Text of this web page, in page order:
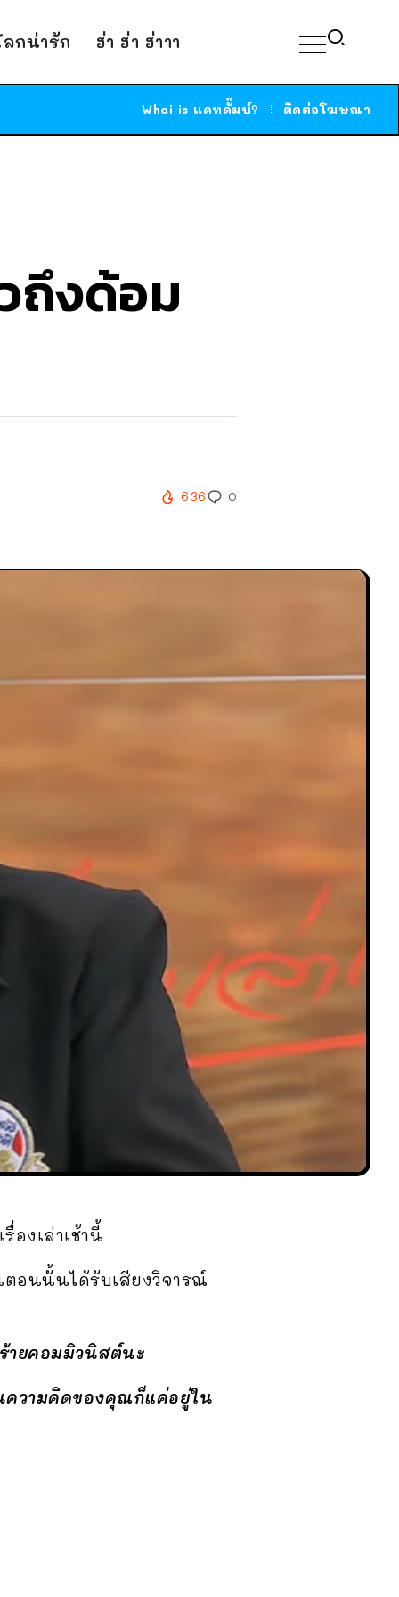
ลกน่ารัก ฮ่า ฮ่า ฮ่าาา
Whai is แคทดั๊มบ์? ติดต่อโฆษณา
ถึงด้อม
636 0
องเล่าเช้านี้
อนนั้นได้รับเสียงวิจารณ์
ายคอมมิวนิสต์นะ
ความคิดของคุณก็แค่อยู่ใน